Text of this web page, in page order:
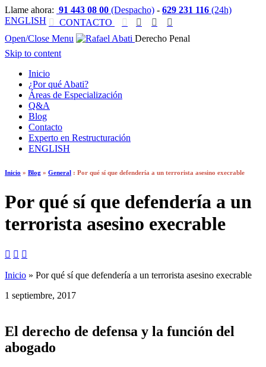
Llame ahora: 91 443 08 00 (Despacho) - 629 231 116 (24h)
ENGLISH  CONTACTO   

Open/Close Menu
Derecho Penal
Skip to content
Inicio
¿Por qué Abati?
Áreas de Especialización
Q&A
Blog
Contacto
Experto en Restructuración
ENGLISH
Inicio » Blog » General : Por qué sí que defendería a un terrorista asesino execrable
Por qué sí que defendería a un
terrorista asesino execrable
  
Inicio » Por qué sí que defendería a un terrorista asesino execrable
1 septiembre, 2017
El derecho de defensa y la función del
abogado